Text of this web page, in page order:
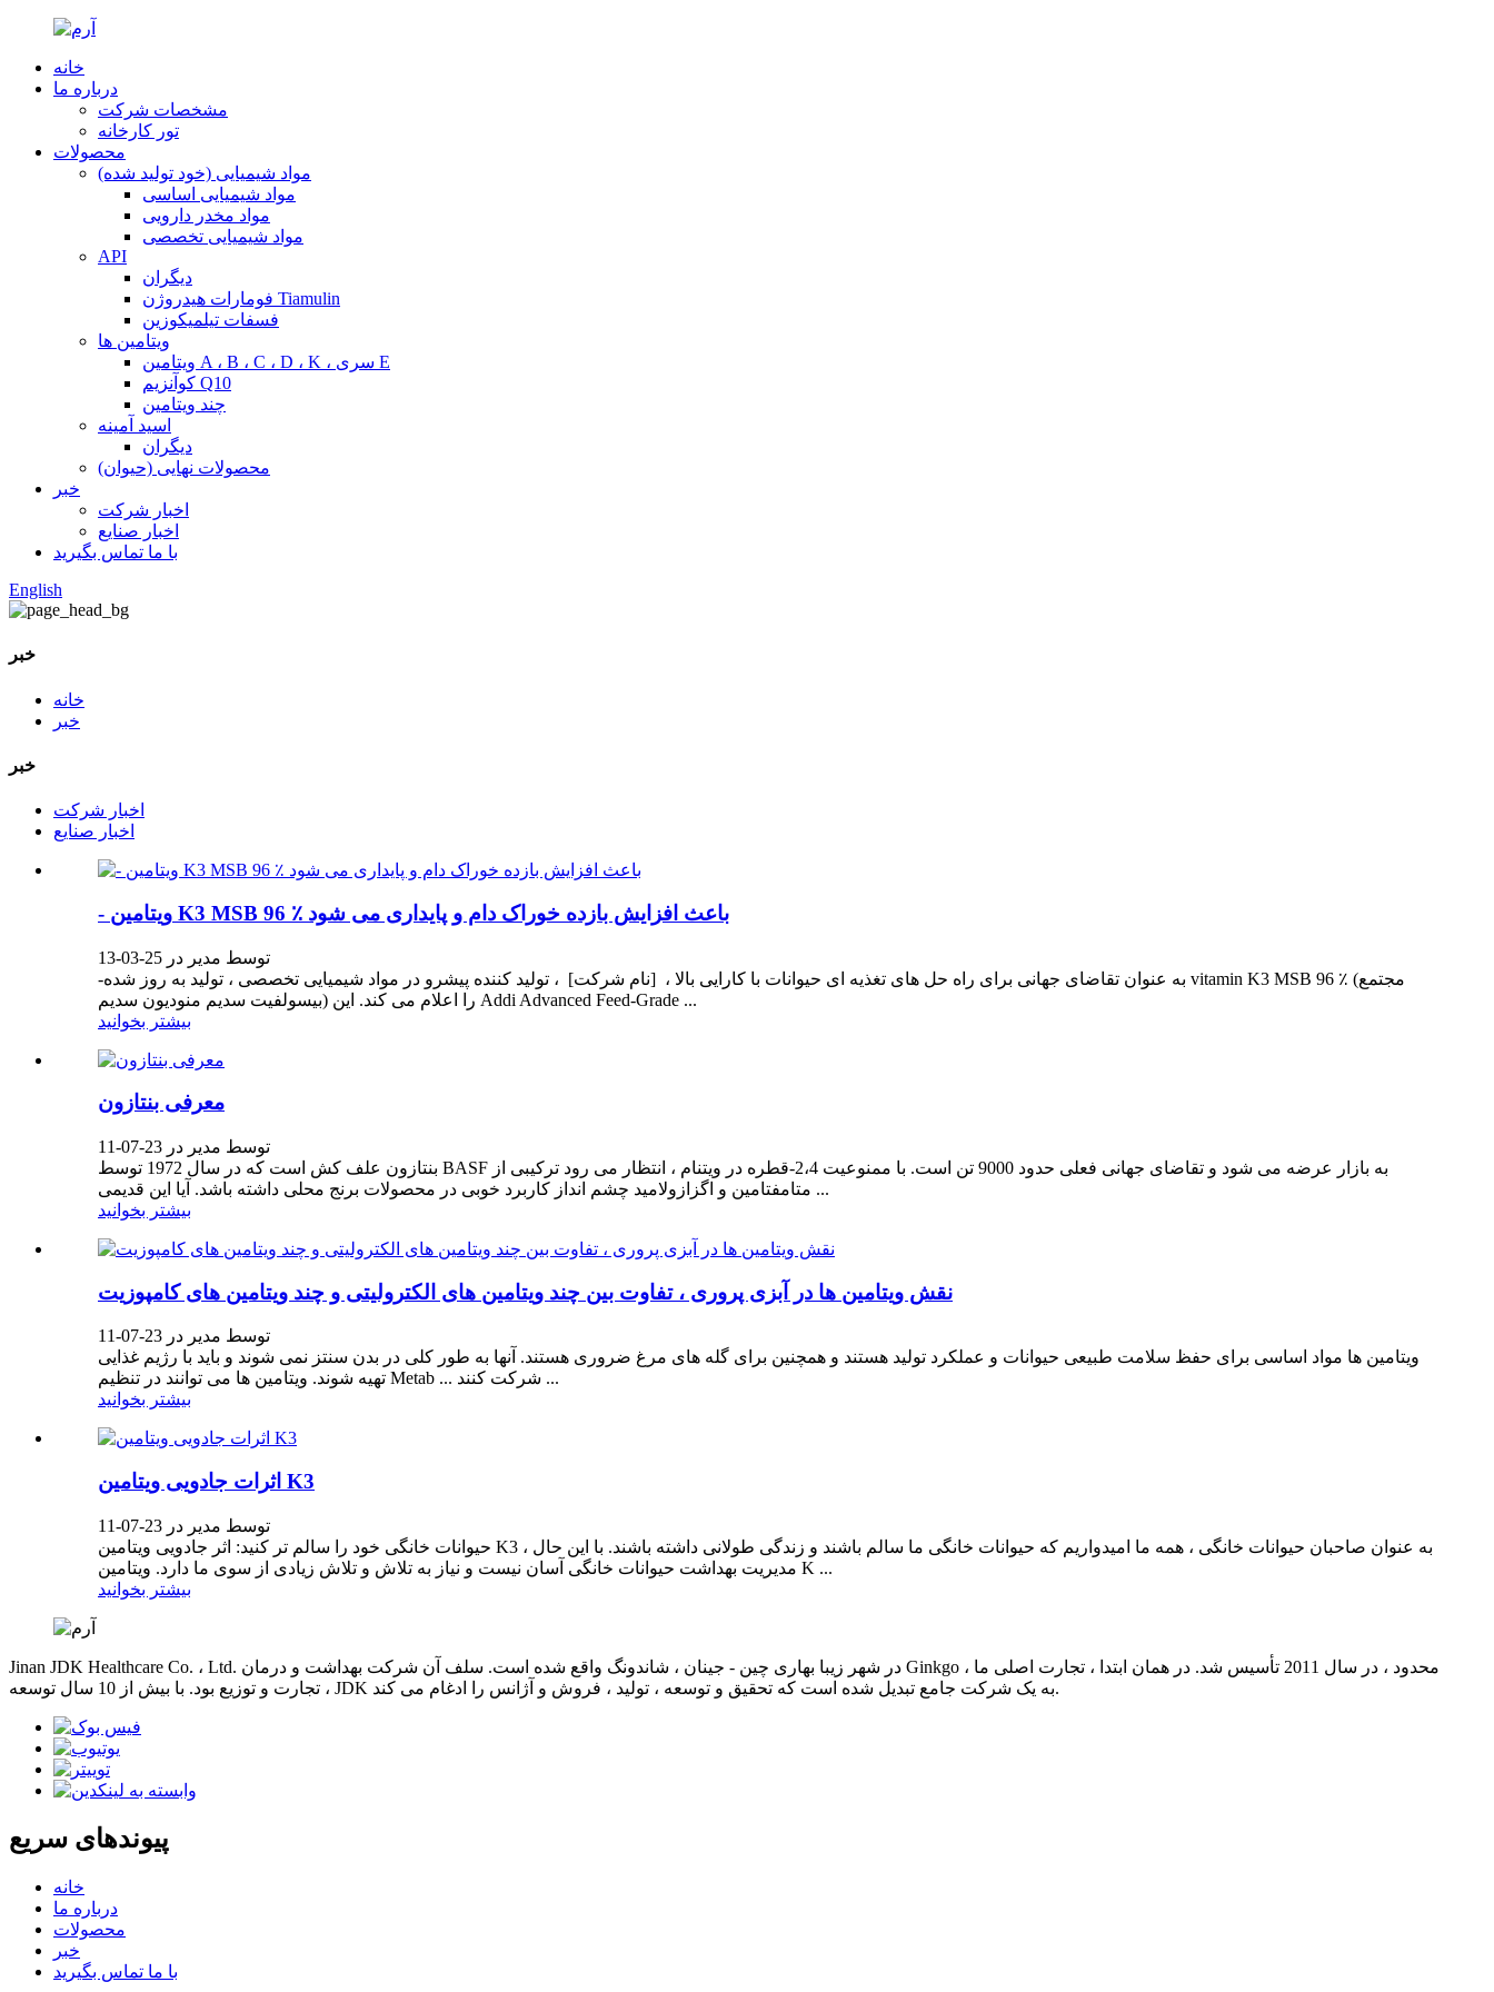
خانه
درباره ما
مشخصات شرکت
تور کارخانه
محصولات
مواد شیمیایی (خود تولید شده)
مواد شیمیایی اساسی
مواد مخدر دارویی
مواد شیمیایی تخصصی
API
دیگران
فومارات هیدروژن Tiamulin
فسفات تیلمیکوزین
ویتامین ها
ویتامین A ، B ، C ، D ، K ، سری E
کوآنزیم Q10
چند ویتامین
اسید آمینه
دیگران
محصولات نهایی (حیوان)
خبر
اخبار شرکت
اخبار صنایع
با ما تماس بگیرید
English
خبر
خانه
خبر
خبر
اخبار شرکت
اخبار صنایع
- ویتامین K3 MSB 96 ٪ باعث افزایش بازده خوراک دام و پایداری می شود
توسط مدیر در 25-03-13
‌-به عنوان تقاضای جهانی برای راه حل های تغذیه ای حیوانات با کارایی بالا ، ‌ [نام شرکت] ‌ ، تولید کننده پیشرو در مواد شیمیایی تخصصی ، تولید به روز شده ‌vitamin K3 MSB 96 ٪ (مجتمع
بیسولفیت سدیم منودیون سدیم) را اعلام می کند. این Addi Advanced Feed-Grade ...
بیشتر بخوانید
معرفی بنتازون
توسط مدیر در 23-07-11
بنتازون علف کش است که در سال 1972 توسط BASF به بازار عرضه می شود و تقاضای جهانی فعلی حدود 9000 تن است. با ممنوعیت 2،4-قطره در ویتنام ، انتظار می رود ترکیبی از
متامفتامین و اگزازولامید چشم انداز کاربرد خوبی در محصولات برنج محلی داشته باشد. آیا این قدیمی ...
بیشتر بخوانید
نقش ویتامین ها در آبزی پروری ، تفاوت بین چند ویتامین های الکترولیتی و چند ویتامین های کامپوزیت
توسط مدیر در 23-07-11
ویتامین ها مواد اساسی برای حفظ سلامت طبیعی حیوانات و عملکرد تولید هستند و همچنین برای گله های مرغ ضروری هستند. آنها به طور کلی در بدن سنتز نمی شوند و باید با رژیم غذایی
تهیه شوند. ویتامین ها می توانند در تنظیم Metab ... شرکت کنند ...
بیشتر بخوانید
اثرات جادویی ویتامین K3
توسط مدیر در 23-07-11
حیوانات خانگی خود را سالم تر کنید: اثر جادویی ویتامین K3 به عنوان صاحبان حیوانات خانگی ، همه ما امیدواریم که حیوانات خانگی ما سالم باشند و زندگی طولانی داشته باشند. با این حال ،
مدیریت بهداشت حیوانات خانگی آسان نیست و نیاز به تلاش و تلاش زیادی از سوی ما دارد. ویتامین K ...
بیشتر بخوانید
Jinan JDK Healthcare Co. ، Ltd. در شهر زیبا بهاری چین - جینان ، شاندونگ واقع شده است. سلف آن شرکت بهداشت و درمان Ginkgo ، محدود ، در سال 2011 تأسیس شد. در همان ابتدا ، تجارت اصلی ما
تجارت و توزیع بود. با بیش از 10 سال توسعه ، JDK به یک شرکت جامع تبدیل شده است که تحقیق و توسعه ، تولید ، فروش و آژانس را ادغام می کند.
پیوندهای سریع
خانه
درباره ما
محصولات
خبر
با ما تماس بگیرید